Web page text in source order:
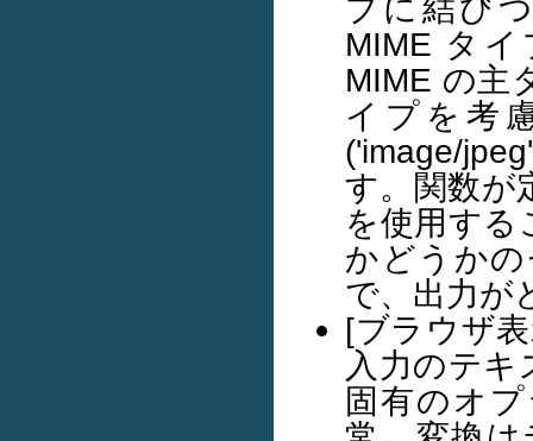
プに結び
MIME タ
MIME の主
イプを考
('image/
す。関数が
を使用する
かどうか
で、出力が
[ブラウザ
入力のテ
固有のオ